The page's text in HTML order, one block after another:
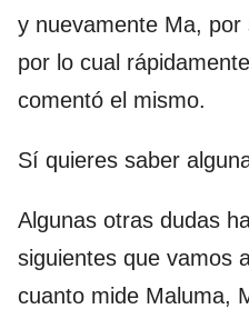
y nuevamente Ma,
por lo cual
comentó el mismo.
Sí quieres saber
Algunas otras dudas
siguientes que vamos
cuanto mide Maluma,